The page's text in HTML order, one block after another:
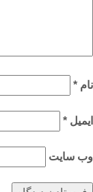
*
*
سایت